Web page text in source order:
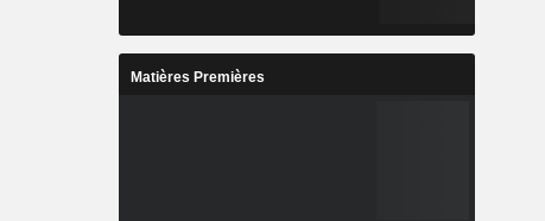
Matières Premières